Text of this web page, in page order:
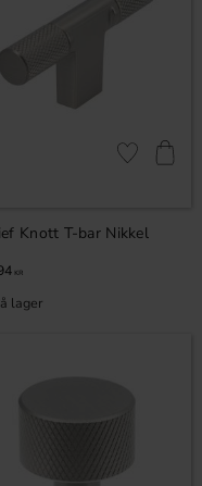
Knott T-bar Nikkel
KR
Lagre som
lager